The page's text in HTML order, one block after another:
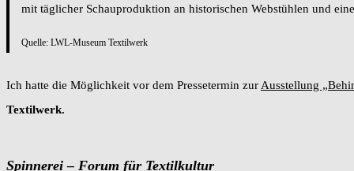
mit täglicher Schauproduktion an historischen Webstühlen und
Quelle: LWL-Museum Textilwerk
Ich hatte die Möglichkeit vor dem Pressetermin zurAusstellung
Textilwerk.
Spinnerei – Forum für Textilkultur